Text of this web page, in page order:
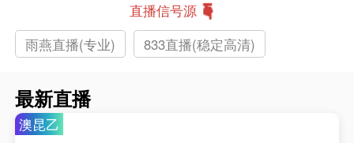
直播信号源
雨燕直播(专业)
833直播(稳定高清)
最新直播
澳昆乙